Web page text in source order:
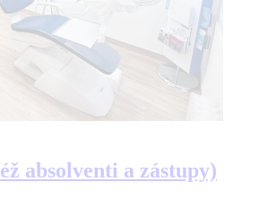
absolventi a zástupy)